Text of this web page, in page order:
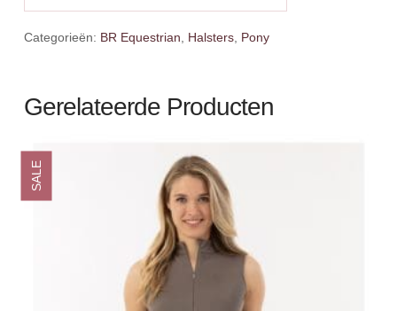
Categorieën: BR Equestrian, Halsters, Pony
Gerelateerde Producten
SALE